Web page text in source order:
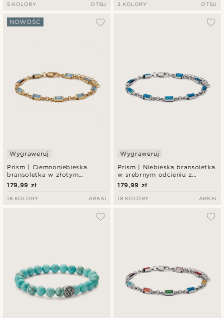
5 KOLORY OTSU 3 KOLORY OTSU
Prism | Ciemnoniebieska
bransoletka w złotym
odcieniu z kryształowego
szkła
NOWOŚĆ
Wygraweruj
179,99 zł
18 KOLORY ARKAI
Prism | Niebieska bransoletka
w srebrnym odcieniu z
kryształowego szkła
Wygraweruj
179,99 zł
18 KOLORY ARKAI